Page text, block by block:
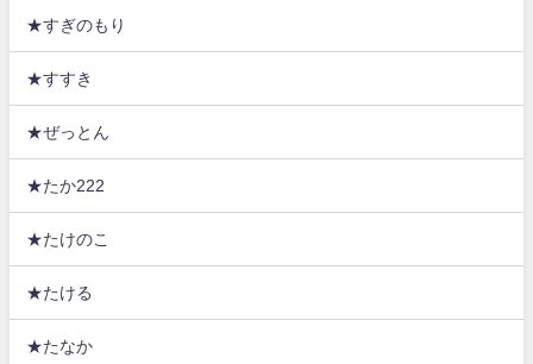
★すぎのもり
★すすき
★ぜっとん
★たか222
★たけのこ
★たける
★たなか